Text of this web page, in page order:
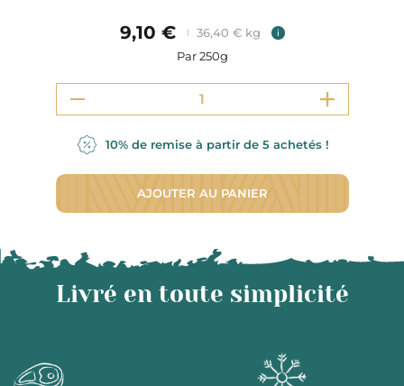
9,10 € 36,40 € kg i
Par 250g
10% de remise à partir de 5 achetés !
AJOUTER AU PANIER
Livré en toute simplicité